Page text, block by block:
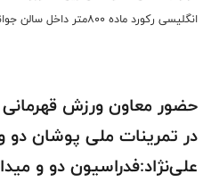
انگلیسی رکورد ماده ۸۰۰متر داخل سالن جوانان جهان را بهبود بخشید.
حضور معاون ورزش
در تمرینات ملی پوشان دو
علی‌نژاد:فدراسیون دو و